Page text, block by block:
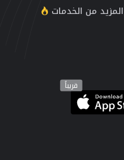
المزيد من الخدمات
قريباً